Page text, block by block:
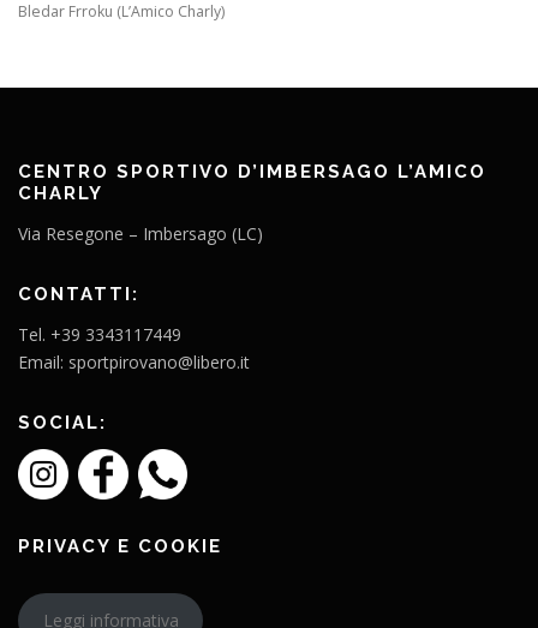
Bledar Frroku (L’Amico Charly)
CENTRO SPORTIVO D’IMBERSAGO L’AMICO
CHARLY
Via Resegone – Imbersago (LC)
CONTATTI:
Tel. +39 3343117449
Email: sportpirovano@libero.it
SOCIAL:
PRIVACY E COOKIE
Leggi informativa